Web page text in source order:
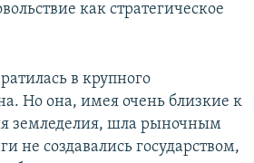
как стратегическое
в крупного
Но она, имея очень близкие к
земледелия, шла рыночным
не создавались государством,